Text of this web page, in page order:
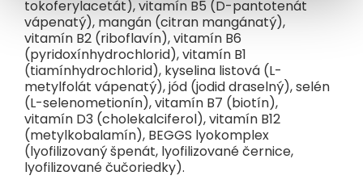
Vyrobené pre Simply nature, s.r.o., V zahrádkách 1952/50,
Žižkov, 130 00 Praha 3, Česká republika
O značke:Sme Beggs. Tvorcovia a spokojní rodičia, ktorí rastú
so svojimi deťmi. Rodičovstvo neberieme ako povinnosť. Pre
nás sú deti tými najlepšími učiteľmi. Ukazujú nám, ako je
v živote dôležité spomaliť, byť všímaví a mať radosť
z každého dňa.
Náš cieľ bol jasný – vytvoriť inovatívnu, kvalitnú radu
chutných produktov, ktoré by rozumeli deťom. Na základe
toho vznikli pilotné receptúry detských mliek, príkrmov či
tokoferylacetát), vitamín B5 (D-pantotenát
vápenatý), mangán (citran mangánatý),
vitamín B2 (riboflavín), vitamín B6
(pyridoxínhydrochlorid), vitamín B1
(tiamínhydrochlorid), kyselina listová (L-
metylfolát vápenatý), jód (jodid draselný), selén
(L-selenometionín), vitamín B7 (biotín),
vitamín D3 (cholekalciferol), vitamín B12
(metylkobalamín), BEGGS lyokomplex
(lyofilizovaný špenát, lyofilizované černice,
lyofilizované čučoriedky).